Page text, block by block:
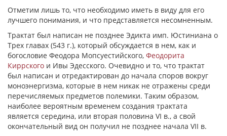
Отметим лишь то, что необходимо иметь в виду для его
лучшего понимания, и что представляется несомненным.
Трактат был написан не позднее Эдикта имп. Юстиниана о
Трех главах (543 г.), который обсуждается в нем, как и
богословие Феодора Мопсуестийского, Феодорита
Киррского и Ивы Эдесского. Очевидно и то, что трактат
был написан и отредактирован до начала споров вокруг
моноэнергизма, которые в нем никак не отражены среди
перечисляемых предметов полемики. Таким образом,
наиболее вероятным временем создания трактата
является середина, или вторая половина VI в., а свой
окончательный вид он получил не позднее начала VII в.